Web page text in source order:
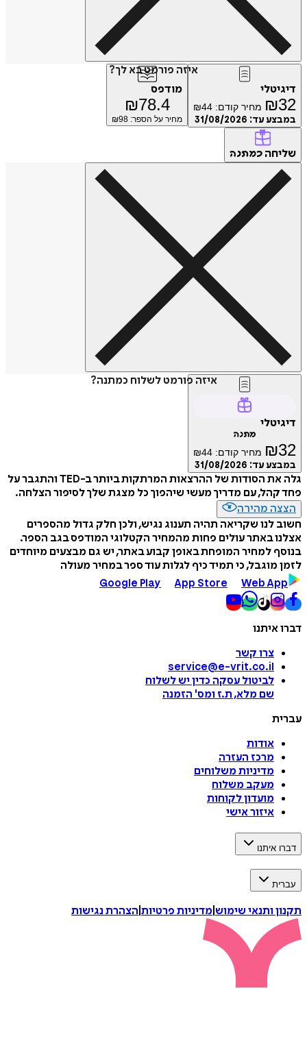
איזה פורמט בא לך?
דיגיטלי
₪32 מחיר קודם: ₪44
במבצע עד: 31/08/2026
מודפס
₪78.4
מחיר על הספר: ₪ 98
שליחה כמתנה
איזה פורמט לשלוח כמתנה?
דיגיטלי
מתנה
₪32 מחיר קודם: ₪44
במבצע עד: 31/08/2026
גלה את הסודות של ההרצאות המרתקות ביותר ב-TED והתגבר על
פחד קהל, עם מדריך מעשי שיהפוך כל מצגת שלך לסיפור הצלחה.
הצצה מהירה
חשוב לנו שקריאה תהיה תענוג נגיש, ולכן חלק גדול מהספרים
אצלנו באתר עולים פחות מהמחיר הקטלוגי המודפס בגב הספר.
בנוסף למחיר המופחת באופן קבוע באתר, יש גם מבצעים מיוחדים
לזמן מוגבל, כי תמיד כיף לגלות עוד ספר במחיר מעולה
Google Play
App Store Web App
דברו איתנו
צרו קשר
service@e-vrit.co.il
לביטול עסקה כדין יש לשלוח
שם מלא, ת.ז ומס' הזמנה
עברית
אודות
מרכז העזרה
מדיניות משלוחים
מעקב משלוח
מועדון לקוחות
איזור אישי
דברו איתנו
עברית
תקנון ותנאי שימוש מדיניות פרטיות הצהרת נגישות